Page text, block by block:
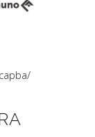
capba/